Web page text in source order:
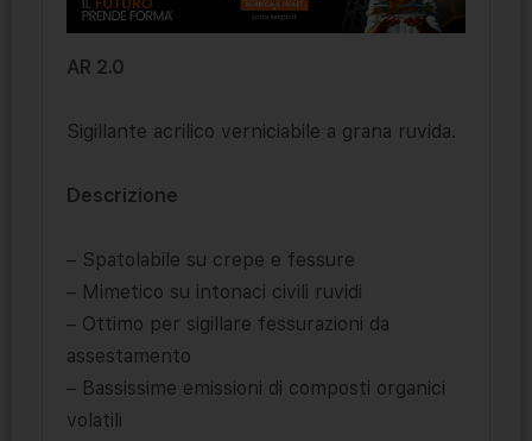
AR 2.0
Sigillante acrilico verniciabile a grana ruvida.
Descrizione
– Spatolabile su crepe e fessure
– Mimetico su intonaci civili ruvidi
– Ottimo per sigillare fessurazioni da
assestamento
– Bassissime emissioni di composti organici
volatili